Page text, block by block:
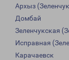
Архыз
Домбай
Зеленчукская
Исправная
Карачаевск